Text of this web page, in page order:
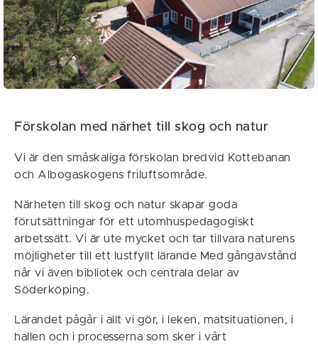
Förskolan med närhet till skog och natur
Vi är den småskaliga förskolan bredvid Kottebanan
och Albogaskogens friluftsområde.
Närheten till skog och natur skapar goda
förutsättningar för ett utomhuspedagogiskt
arbetssätt. Vi är ute mycket och tar tillvara naturens
möjligheter till ett lustfyllt lärande Med gångavstånd
når vi även bibliotek och centrala delar av
Söderköping.
Lärandet pågår i allt vi gör, i leken, matsituationen, i
hallen och i processerna som sker i vårt